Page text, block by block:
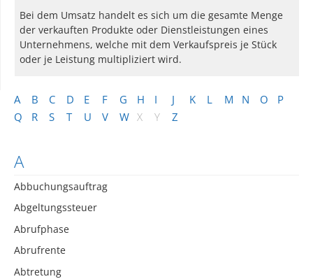
A B C D E F G H I J K L M N O
P
Q
R S T U V W X Y Z
A
Abbuchungsauftrag
Abgeltungssteuer
Abrufphase
Abrufrente
Abtretung
Bei dem Umsatz handelt es sich um die gesamte Menge
der verkauften Produkte oder Dienstleistungen eines
Unternehmens, welche mit dem Verkaufspreis je Stück
oder je Leistung multipliziert wird.